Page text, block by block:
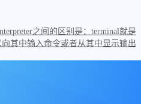
之间的区别是：terminal就是
其中输入命令或者从其中显示输出